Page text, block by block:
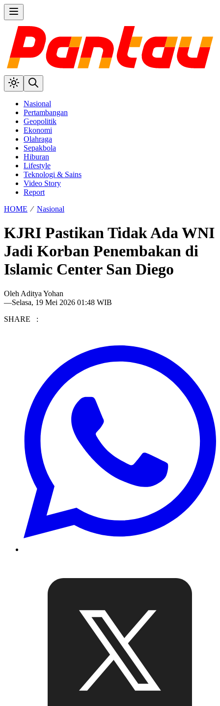
Nasional
Pertambangan
Geopolitik
Ekonomi
Olahraga
Sepakbola
Hiburan
Lifestyle
Teknologi & Sains
Video Story
Report
HOME ⁄ Nasional
KJRI Pastikan Tidak Ada WNI
Jadi Korban Penembakan di
Islamic Center San Diego
Oleh Aditya Yohan
—Selasa, 19 Mei 2026 01:48 WIB
SHARE :